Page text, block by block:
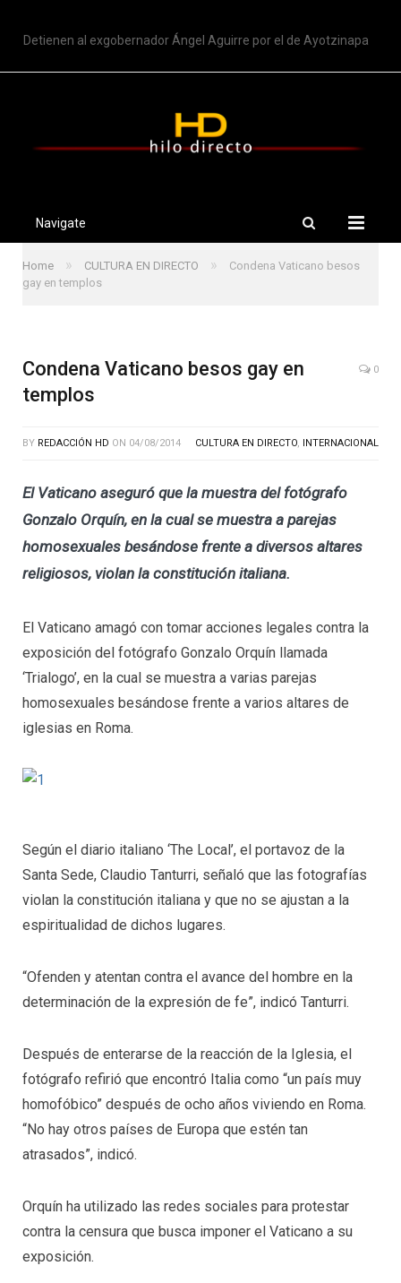
Detienen al exgobernador Ángel Aguirre por el de Ayotzinapa
Navigate
Home » CULTURA EN DIRECTO »
Condena Vaticano besos
gay en templos
Condena Vaticano besos gay en
templos
0
BY REDACCIÓN HD ON 04/08/2014 CULTURA EN DIRECTO, INTERNACIONAL
El Vaticano aseguró que la muestra del fotógrafo
Gonzalo Orquín, en la cual se muestra a parejas
homosexuales besándose frente a diversos altares
religiosos, violan la constitución italiana.
El Vaticano amagó con tomar acciones legales contra la
exposición del fotógrafo Gonzalo Orquín llamada
‘Trialogo’, en la cual se muestra a varias parejas
homosexuales besándose frente a varios altares de
iglesias en Roma.
Según el diario italiano ‘The Local’, el portavoz de la
Santa Sede, Claudio Tanturri, señaló que las fotografías
violan la constitución italiana y que no se ajustan a la
espiritualidad de dichos lugares.
“Ofenden y atentan contra el avance del hombre en la
determinación de la expresión de fe”, indicó Tanturri.
Después de enterarse de la reacción de la Iglesia, el
fotógrafo refirió que encontró Italia como “un país muy
homofóbico” después de ocho años viviendo en Roma.
“No hay otros países de Europa que estén tan
atrasados”, indicó.
Orquín ha utilizado las redes sociales para protestar
contra la censura que busca imponer el Vaticano a su
exposición.